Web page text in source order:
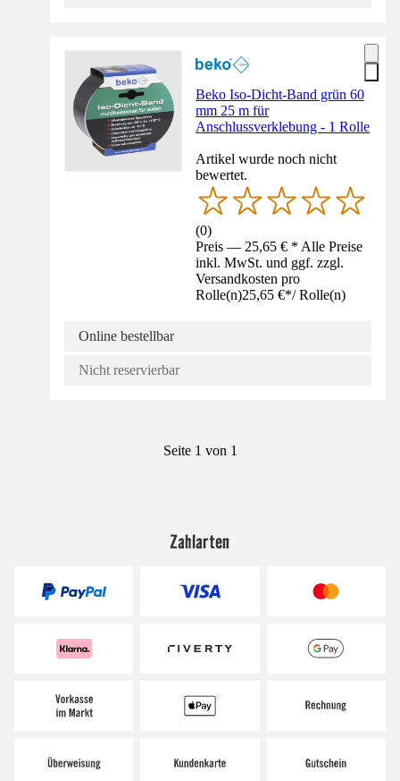
Beko Iso-Dicht-Band grün 60
mm 25 m für
Anschlussverklebung - 1 Rolle
Artikel wurde noch nicht
bewertet.
(0)
Preis — 25,65 € * Alle Preise
inkl. MwSt. und ggf. zzgl.
Versandkosten pro
Rolle(n)25,65 €*/ Rolle(n)
Online bestellbar
Nicht reservierbar
Seite 1 von 1
Zahlarten